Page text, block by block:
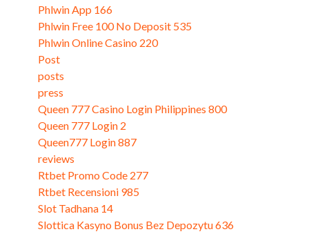
Phlwin App 166
Phlwin Free 100 No Deposit 535
Phlwin Online Casino 220
Post
posts
press
Queen 777 Casino Login Philippines 800
Queen 777 Login 2
Queen777 Login 887
reviews
Rtbet Promo Code 277
Rtbet Recensioni 985
Slot Tadhana 14
Slottica Kasyno Bonus Bez Depozytu 636